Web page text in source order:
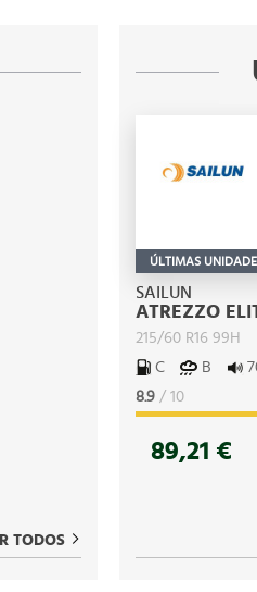
TODOS
ÚLTIMAS
SAILUN
ATREZZO
215/60 R16 99H
C
B
8.9 / 10
89,21 €